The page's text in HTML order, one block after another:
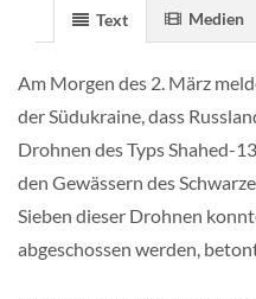
Text Medien
Am Morgen des 2. März
der Südukraine, dass
Drohnen des Typs Shahed-
den Gewässern des
Sieben dieser Drohnen
abgeschossen werden,